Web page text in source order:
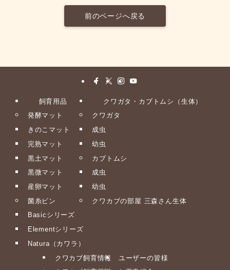
前のページへ戻る
飼育用品
発酵マット
きのこマット
完熟マット
黒土マット
黒微マット
産卵マット
菌糸ビン
Basicシリーズ
Elementシリーズ
Natura（カワラ）
クワガタ・カブトムシ（生体）
クワガタ
成虫
幼虫
カブトムシ
成虫
幼虫
クワカブの部屋 三森さん生体
クワカブ飼育情報
ユーザーの皆様